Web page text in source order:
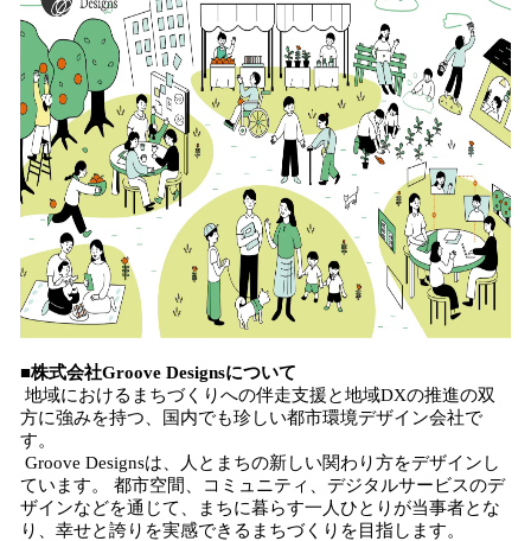
■株式会社Groove Designsについて
地域におけるまちづくりへの伴走支援と地域DXの推進の双
方に強みを持つ、国内でも珍しい都市環境デザイン会社で
す。
Groove Designsは、人とまちの新しい関わり方をデザインし
ています。 都市空間、コミュニティ、デジタルサービスのデ
ザインなどを通じて、まちに暮らす一人ひとりが当事者とな
り、幸せと誇りを実感できるまちづくりを目指します。